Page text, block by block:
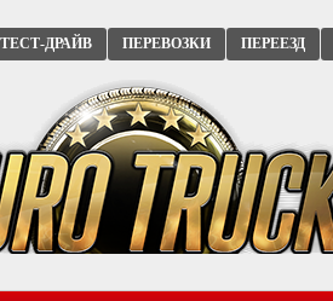
ТЕСТ-ДРАЙВ ПЕРЕВОЗКИ ПЕРЕЕЗД